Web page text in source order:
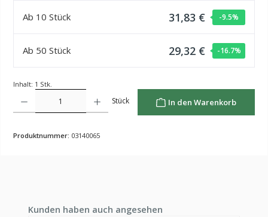
Ab 10 Stück 31,83 € -9.5%
Ab 50 Stück 29,32 € -16.7%
Inhalt: 1 Stk.
Stück In den Warenkorb
Produktnummer: 03140065
Produktgalerie überspringen
Kunden haben auch angesehen